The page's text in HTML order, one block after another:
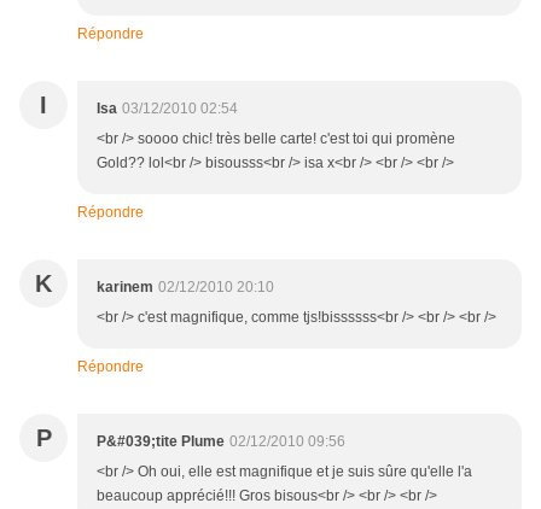
Répondre
I Isa 03/12/2010 02:54
<br /> soooo chic! très belle carte! c'est toi qui promène
Gold?? lol<br /> bisousss<br /> isa x<br /> <br /> <br />
Répondre
K karinem 02/12/2010 20:10
<br /> c'est magnifique, comme tjs!bissssss<br /> <br /> <br />
Répondre
P P&#039;tite Plume 02/12/2010 09:56
<br /> Oh oui, elle est magnifique et je suis sûre qu'elle l'a
beaucoup apprécié!!! Gros bisous<br /> <br /> <br />